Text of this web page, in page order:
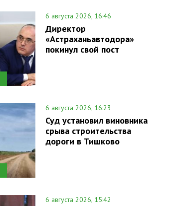
6 августа 2026, 16:46
Директор
«Астраханьавтодора»
покинул свой пост
6 августа 2026, 16:23
Суд установил виновника
срыва строительства
дороги в Тишково
6 августа 2026, 15:42